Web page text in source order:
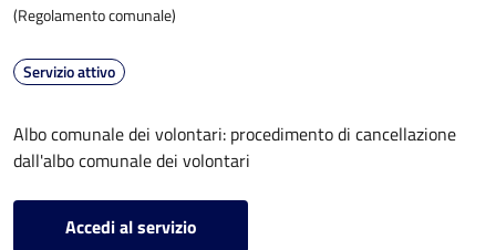
(Regolamento comunale)
Servizio attivo
Albo comunale dei volontari: procedimento di cancellazione
dall'albo comunale dei volontari
Accedi al servizio